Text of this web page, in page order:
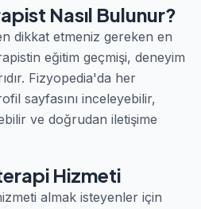
Nasıl Bulunur?
dikkat etmeniz gereken en
eğitim geçmişi, deneyim
Fizyopedia'da her
sayfasını inceleyebilir,
ve doğrudan iletişime
Hizmeti
almak isteyenler için